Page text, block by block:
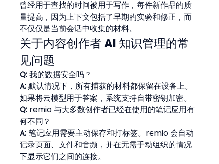
曾经用于查找的时间被用于写作，每件新作品的质
量提高，因为上下文包括了早期的实验和修正，而
不仅仅是当前会话中收集的材料。
关于内容创作者 AI 知识管理的常
见问题
Q: 我的数据安全吗？
A: 默认情况下，所有捕获的材料都保留在设备上。
如果将云模型用于答案，系统支持自带密钥加密。
Q: remio 与大多数创作者已经在使用的笔记应用有
何不同？
A: 笔记应用需要主动保存和打标签。remio 会自动
记录页面、文件和音频，并在无需手动组织的情况
下显示它们之间的连接。